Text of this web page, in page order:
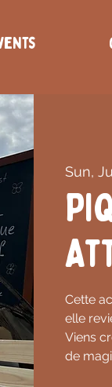
Sun,
Cette
elle
Viens
de